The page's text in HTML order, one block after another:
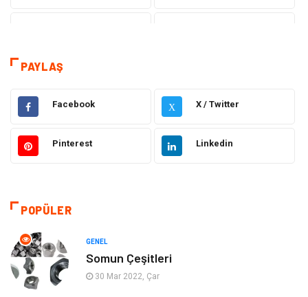
Tanıtıcı Reklam
Elektrik Elektronik Makine
Otomotiv Ulaşım ve Taşımacılık
Giyim
Eğitim & Kariyer
Alışveriş
PAYLAŞ
Facebook X X / Twitter
Pinterest Linkedin
POPÜLER
GENEL
Somun Çeşitleri
30 Mar 2022, Çar